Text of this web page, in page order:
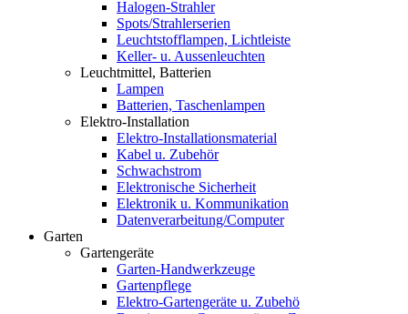
Halogen-Strahler
Spots/Strahlerserien
Leuchtstofflampen, Lichtleiste
Keller- u. Aussenleuchten
Leuchtmittel, Batterien
Lampen
Batterien, Taschenlampen
Elektro-Installation
Elektro-Installationsmaterial
Kabel u. Zubehör
Schwachstrom
Elektronische Sicherheit
Elektronik u. Kommunikation
Datenverarbeitung/Computer
Garten
Gartengeräte
Garten-Handwerkzeuge
Gartenpflege
Elektro-Gartengeräte u. Zubehö